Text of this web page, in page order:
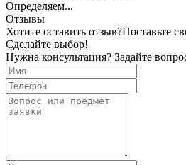
Определяем...
Отзывы
Хотите оставить отзыв?Поставьте
Сделайте выбор!
Нужна консультация? Задайте